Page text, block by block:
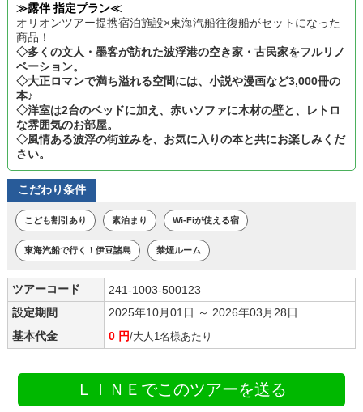
≫露伴 指定プラン≪
オリオンツアー提携宿泊施設×東海汽船往復船がセットになった
商品！
◇多くの文人・墨客が訪れた波浮港の空き家・古民家をフルリノ
ベーション。
◇大正ロマンで満ち溢れる空間には、小説や漫画など3,000冊の
本♪
◇洋室は2台のベッドに加え、赤いソファに木材の壁と、レトロ
な雰囲気のお部屋。
◇風情ある波浮の街並みを、お気に入りの本と共にお楽しみくだ
さい。
こだわり条件
こども割引あり 素泊まり Wi-Fiが使える宿
東海汽船で行く！伊豆諸島 禁煙ルーム
ツアーコード
241-1003-500123
設定期間
2025年10月01日 ～ 2026年03月28日
基本代金
0 円/大人1名様あたり
ＬＩＮＥでこのツアーを送る